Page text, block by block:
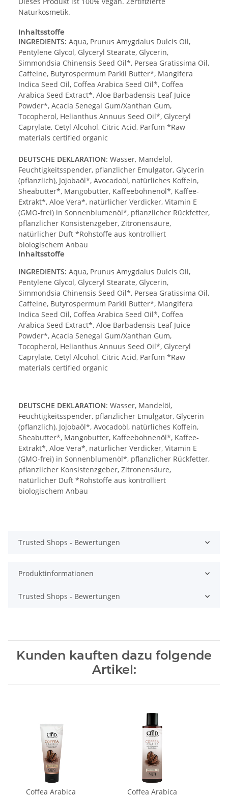
Naturkosmetik.
Inhaltsstoffe
INGREDIENTS: Aqua, Prunus Amygdalus Dulcis Oil,
Pentylene Glycol, Glyceryl Stearate, Glycerin,
Simmondsia Chinensis Seed Oil*, Persea Gratissima Oil,
Caffeine, Butyrospermum Parkii Butter*, Mangifera
Indica Seed Oil, Coffea Arabica Seed Oil*, Coffea
Arabica Seed Extract*, Aloe Barbadensis Leaf Juice
Powder*, Acacia Senegal Gum/Xanthan Gum,
Tocopherol, Helianthus Annuus Seed Oil*, Glyceryl
Caprylate, Cetyl Alcohol, Citric Acid, Parfum *Raw
materials certified organic
DEUTSCHE DEKLARATION: Wasser, Mandelöl,
Feuchtigkeitsspender, pflanzlicher Emulgator, Glycerin
(pflanzlich), Jojobaöl*, Avocadoöl, natürliches Koffein,
Sheabutter*, Mangobutter, Kaffeebohnenöl*, Kaffee-
Extrakt*, Aloe Vera*, natürlicher Verdicker, Vitamin E
(GMO-frei) in Sonnenblumenöl*, pflanzlicher Rückfetter,
pflanzlicher Konsistenzgeber, Zitronensäure,
natürlicher Duft *Rohstoffe aus kontrolliert
biologischem Anbau
Inhaltsstoffe
INGREDIENTS: Aqua, Prunus Amygdalus Dulcis Oil,
Pentylene Glycol, Glyceryl Stearate, Glycerin,
Simmondsia Chinensis Seed Oil*, Persea Gratissima Oil,
Caffeine, Butyrospermum Parkii Butter*, Mangifera
Indica Seed Oil, Coffea Arabica Seed Oil*, Coffea
Arabica Seed Extract*, Aloe Barbadensis Leaf Juice
Powder*, Acacia Senegal Gum/Xanthan Gum,
Tocopherol, Helianthus Annuus Seed Oil*, Glyceryl
Caprylate, Cetyl Alcohol, Citric Acid, Parfum *Raw
materials certified organic
DEUTSCHE DEKLARATION: Wasser, Mandelöl,
Feuchtigkeitsspender, pflanzlicher Emulgator, Glycerin
(pflanzlich), Jojobaöl*, Avocadoöl, natürliches Koffein,
Sheabutter*, Mangobutter, Kaffeebohnenöl*, Kaffee-
Extrakt*, Aloe Vera*, natürlicher Verdicker, Vitamin E
(GMO-frei) in Sonnenblumenöl*, pflanzlicher Rückfetter,
pflanzlicher Konsistenzgeber, Zitronensäure,
natürlicher Duft *Rohstoffe aus kontrolliert
biologischem Anbau
Trusted Shops - Bewertungen
Produktinformationen
Trusted Shops - Bewertungen
Kunden kauften dazu folgende
Artikel:
Coffea Arabica
Coffea Arabica